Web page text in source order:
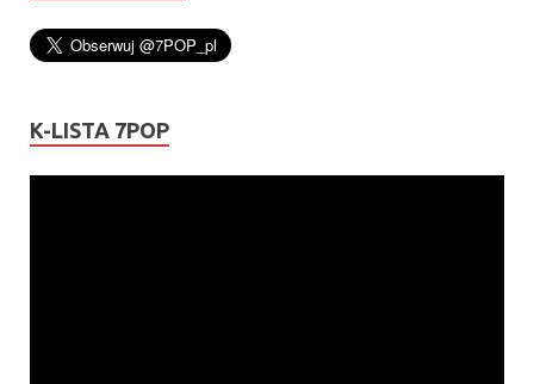
K-LISTA 7POP